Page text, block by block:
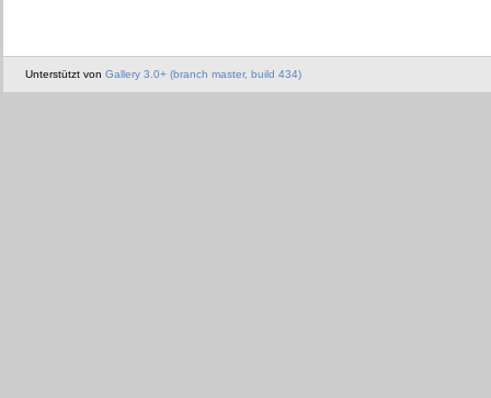
Unterstützt von Gallery 3.0+ (branch master, build 434)